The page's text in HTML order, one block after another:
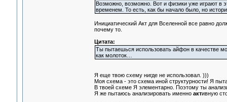
Возможно, возможно. Вот и физики уже играют в
временем. То есть, как бы начало было, но
Инициатический Акт для Вселенной все равно
почему то.
Цитата:
Ты пытаешься использовать айфон в качестве
как молоток…
Я еще твою схему нигде не использовал. )))
Моя схема - это схема иной структурности! Я
В твоей схеме Я элементарно. Поэтому ты
Я же пытаюсь анализировать именно активную